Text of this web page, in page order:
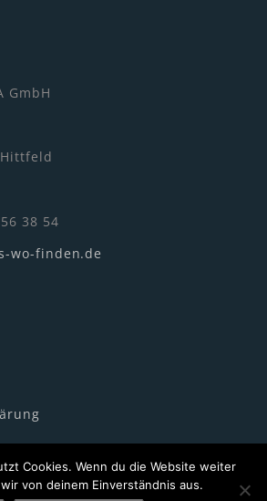
GmbH
38 54
wo-finden.de
Cookies. Wenn du die Website weiter
von deinem Einverständnis aus.